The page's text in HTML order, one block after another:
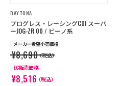
DAYTONA
プログレス・レーシングCDI スーパ
ーJOG-ZR 00 / ビーノ系
メーカー希望小売価格
¥8,690（税込）
EC販売価格
¥8,516（税込）